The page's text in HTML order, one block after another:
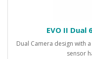
EVO II Dual
Dual Camera design with
sensor